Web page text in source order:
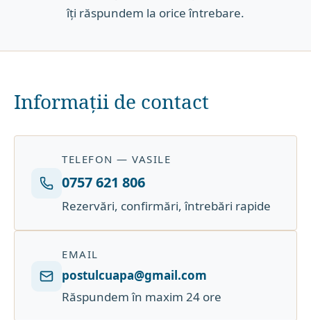
îți răspundem la orice întrebare.
Informații de contact
TELEFON — VASILE
0757 621 806
Rezervări, confirmări, întrebări rapide
EMAIL
postulcuapa@gmail.com
Răspundem în maxim 24 ore